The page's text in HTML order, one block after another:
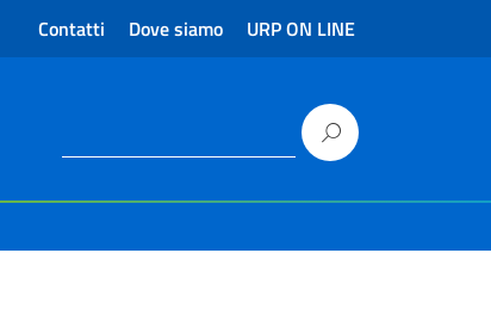
Contatti Dove siamo URP ON LINE